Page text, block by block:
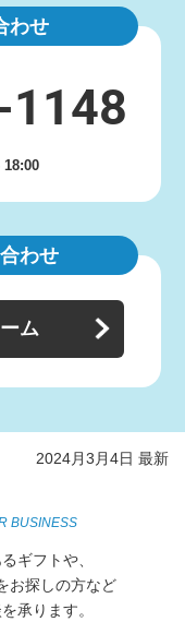
わせ
18:00
わせ
ム
2024月3月4日 最新
BUSINESS
ギフトや、
お探しの方など
承ります。